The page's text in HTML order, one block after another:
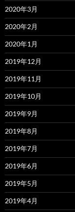
2020年3月
2020年2月
2020年1月
2019年12月
2019年11月
2019年10月
2019年9月
2019年8月
2019年7月
2019年6月
2019年5月
2019年4月